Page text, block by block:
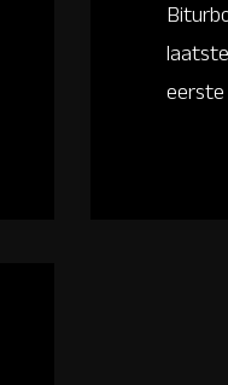
eerste